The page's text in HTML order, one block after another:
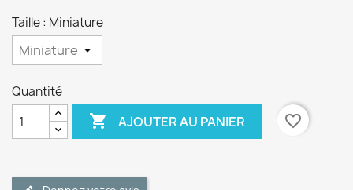
Taille : Miniature
Quantité
 AJOUTER AU PANIER favorite_border